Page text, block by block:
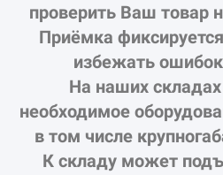
проверить Ваш товар
Приёмка
избежать
На наших
необходимое
в том числе
К складу может